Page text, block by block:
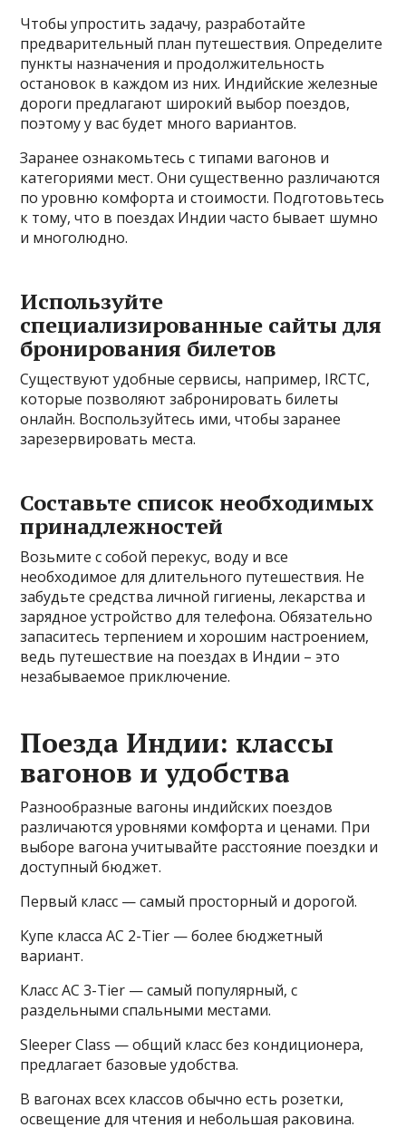
Чтобы упростить задачу, разработайте
предварительный план путешествия. Определите
пункты назначения и продолжительность
остановок в каждом из них. Индийские железные
дороги предлагают широкий выбор поездов,
поэтому у вас будет много вариантов.
Заранее ознакомьтесь с типами вагонов и
категориями мест. Они существенно различаются
по уровню комфорта и стоимости. Подготовьтесь
к тому, что в поездах Индии часто бывает шумно
и многолюдно.
Используйте
специализированные сайты для
бронирования билетов
Существуют удобные сервисы, например, IRCTC,
которые позволяют забронировать билеты
онлайн. Воспользуйтесь ими, чтобы заранее
зарезервировать места.
Составьте список необходимых
принадлежностей
Возьмите с собой перекус, воду и все
необходимое для длительного путешествия. Не
забудьте средства личной гигиены, лекарства и
зарядное устройство для телефона. Обязательно
запаситесь терпением и хорошим настроением,
ведь путешествие на поездах в Индии – это
незабываемое приключение.
Поезда Индии: классы
вагонов и удобства
Разнообразные вагоны индийских поездов
различаются уровнями комфорта и ценами. При
выборе вагона учитывайте расстояние поездки и
доступный бюджет.
Первый класс — самый просторный и дорогой.
Купе класса AC 2-Tier — более бюджетный
вариант.
Класс AC 3-Tier — самый популярный, с
раздельными спальными местами.
Sleeper Class — общий класс без кондиционера,
предлагает базовые удобства.
В вагонах всех классов обычно есть розетки,
освещение для чтения и небольшая раковина.